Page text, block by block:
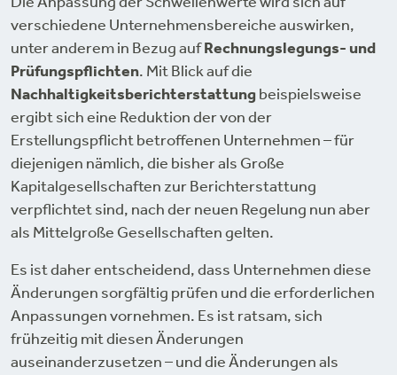
verschiedene Unternehmensbereiche auswirken,
unter anderem in Bezug aufRechnungslegungs- und
Prüfungspflichten. Mit Blick auf die
Nachhaltigkeitsberichterstattung beispielsweise
ergibt sich eine Reduktion der von der
Erstellungspflicht betroffenen Unternehmen – für
diejenigen nämlich, die bisher als Große
Kapitalgesellschaften zur Berichterstattung
verpflichtet sind, nach der neuen Regelung nun aber
als Mittelgroße Gesellschaften gelten.
Es ist daher entscheidend, dass Unternehmen diese
Änderungen sorgfältig prüfen und die erforderlichen
Anpassungen vornehmen. Es ist ratsam, sich
frühzeitig mit diesen Änderungen
auseinanderzusetzen – und die Änderungen als